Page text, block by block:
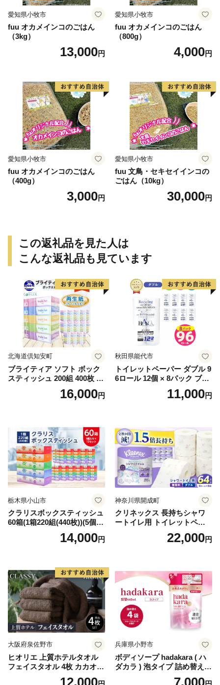
愛知県小牧市
fuu オカメインコのごはん
（3kg）
13,000円
愛知県小牧市
fuu オカメインコのごはん
（800g）
4,000円
愛知県小牧市
fuu オカメインコのごはん
（400g）
3,000円
愛知県小牧市
fuu 文鳥・セキセイインコの
ごはん（10kg）
30,000円
この返礼品を見た人は
こんな返礼品も見ています
北海道倶知安町
ブライティア ソフト ボック
スティッシュ 200組 400枚 60
箱 日本製 まとめ買い ティッ
シュ リサイクル 長持 防災 常
倶知安町 日用品
16,000円
秋田県能代市
トイレットペーパー ダブル 9
6ロール 12個 × 8パック ブラ
ンカ 再生紙 100％ 芯あり 日
用品 消耗品 無香料 生活用品
11,000円
栃木県小山市
クラリスボックスティッシュ
60箱(1箱220組(440枚))(5個入
り×12セット)【1256759】
14,000円
神奈川県開成町
クリネックス 長持ちシャワ
ートイレ用 トイレットペー
パー（ダブル）64ロール(8ロ
ール×8パック) 開成町 トイレ
蓄 防災 エコ 消耗品 生活雑貨
生活用品 無香料 トイレット
ペーパー ダブル といれっと
ぺーぱー トイレ クレシア ト
イレットペーパー [BDBH002
-1]
22,000円
大阪府泉佐野市
ヒオリエ 上質ホテルタオル
フェイスタオル 4枚 カカオ
【タオル 泉州タオル 吸水 普
12,000
兵庫県小野市
ボディソープ hadakara ( ハ
ダカラ ) 泡タイプ 詰め替え 4
40ml×4袋 ボディーソープ 泡
7,000